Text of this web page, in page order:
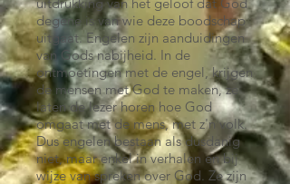
degene is van wie deze boodschap
uitgaat. Engelen zijn aanduidingen
van Gods nabijheid. In de
ontmoetingen met de engel, krijgen
de mensen met God te maken, ze
laten de lezer horen hoe God
omgaat met de mens, met z'n volk.
Dus engelen bestaan als dusdanig
niet, maar enkel in verhalen en bij
wijze van spreken over God. Ze zijn